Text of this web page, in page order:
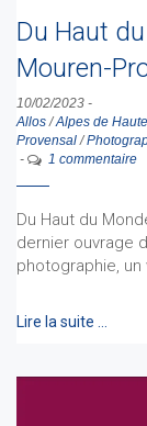
Du Haut
Mouren-
10/02/2023 -
Allos/Alpes de
Provensal/
-
1 commentaire
Du Haut du
dernier ouvrage
photographie,
Lire la suite …